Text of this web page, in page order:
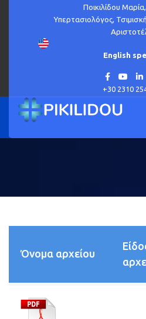
Ποικιλίδου
Υπερτασιολόγος,
English
+30 2310
Όνομα αρχείου